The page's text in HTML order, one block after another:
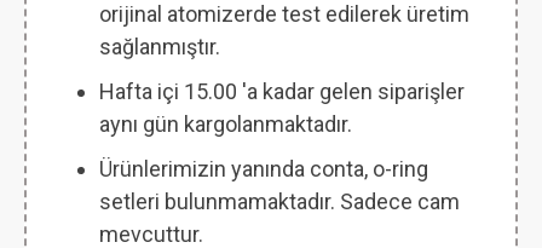
orijinal atomizerde test edilerek üretim
sağlanmıştır.
Hafta içi 15.00 'a kadar gelen siparişler
aynı gün kargolanmaktadır.
Ürünlerimizin yanında conta, o-ring
setleri bulunmamaktadır. Sadece cam
mevcuttur.